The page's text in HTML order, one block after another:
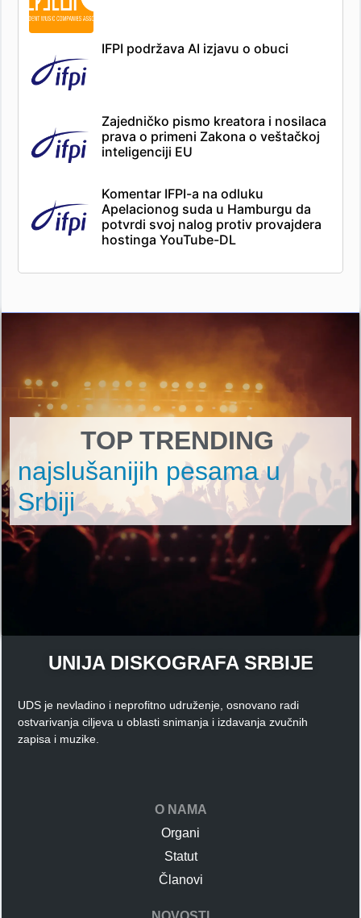
IFPI podržava AI izjavu o obuci
Zajedničko pismo kreatora i nosilaca
prava o primeni Zakona o veštačkoj
inteligenciji EU
Komentar IFPI-a na odluku
Apelacionog suda u Hamburgu da
potvrdi svoj nalog protiv provajdera
hostinga YouTube-DL
TOP TRENDING
najslušanijih pesama u
Srbiji
UNIJA DISKOGRAFA SRBIJE
UDS je nevladino i neprofitno udruženje, osnovano radi
ostvarivanja ciljeva u oblasti snimanja i izdavanja zvučnih
zapisa i muzike.
O NAMA
Organi
Statut
Članovi